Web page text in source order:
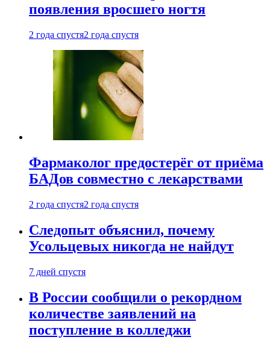
появления вросшего ногтя
2 года спустя2 года спустя
Фармаколог предостерёг от приёма
БАДов совместно с лекарствами
2 года спустя2 года спустя
Следопыт объяснил, почему
Усольцевых никогда не найдут
7 дней спустя
В России сообщили о рекордном
количестве заявлений на
поступление в колледжи